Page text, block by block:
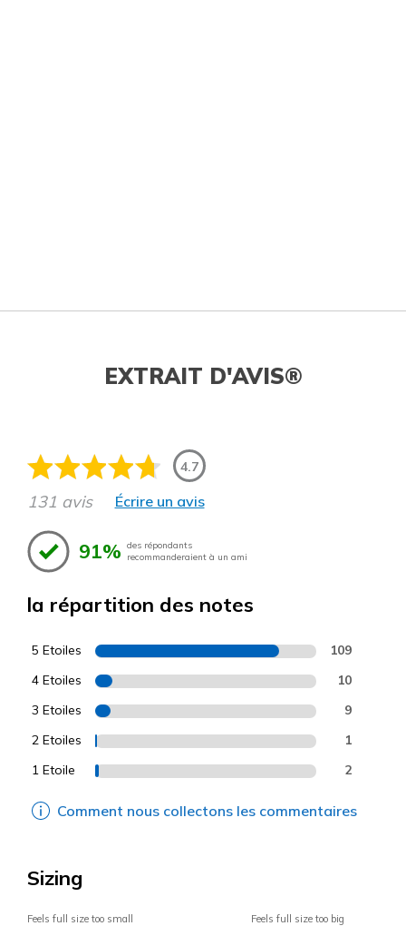
EXTRAIT D'AVIS®
4.7
131 avis Écrire un avis
91% des répondants
recommanderaient à un ami
la répartition des notes
5 Etoiles 109
4 Etoiles 10
3 Etoiles 9
2 Etoiles 1
1 Etoile 2
Comment nous collectons les commentaires
Sizing
Feels full size too small Feels full size too big